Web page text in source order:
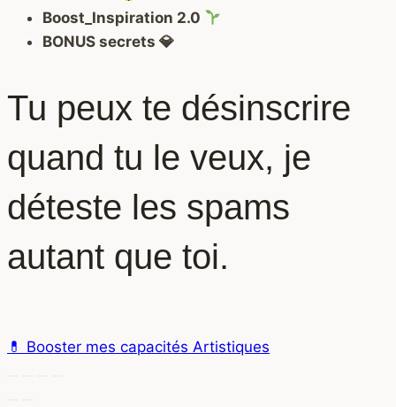
Boost_Inspiration 2.0
BONUS secrets 💎
Tu peux te désinscrire
quand tu le veux, je
déteste les spams
autant que toi.
💊 Booster mes capacités Artistiques